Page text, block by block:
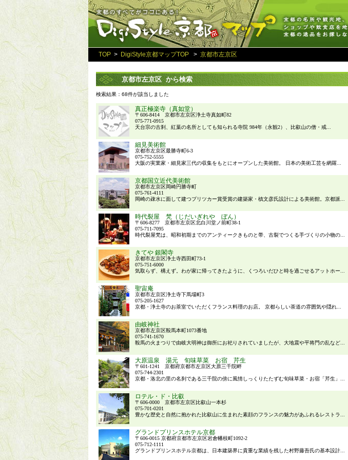
TOP > DigiStyle京都マップTOP > 京都市左京区
京都市左京区 から検索
検索結果：68件が該当しました
真正極楽寺（真如堂）
〒606-8414 京都市左京区浄土寺真如町82
075-771-0915
天台宗の古刹、紅葉の名所としても知られる寺院 984年（永観2）、比叡山の僧・戒...
細見美術館
京都市左京区最勝寺町6-3
075-752-5555
大阪の実業家・細見家三代の収集をもとにオープンした美術館。 日本の美術工芸を網羅...
京都国立近代美術館
京都市左京区岡崎円勝寺町
075-761-4111
岡崎の疎水に面して建つプリツカー賞受賞の建築家・槙文彦氏設計による美術館。京都派...
時代裂屋 梵（じだいぎれや ぼん）
〒606-8277 京都市左京区北白川堂ノ前町38-1
075-711-7095
時代裂屋梵は、昭和初期までのアンティークきものと帯、古裂でつくる手づくりの小物の...
きてや 銀閣寺
京都市左京区浄土寺西田町73-1
075-751-6000
気取らず、構えず。わが家に帰ってきたように、くつろいだひと時を過ごせるアットホー...
聖宙庵
京都市左京区浄土寺下馬場町3
075-205-1627
京都・浄土寺のお茶室でいただくフランス料理のお店。 京都らしい茶道の雰囲気や隠れ...
由岐神社
京都市左京区鞍馬本町1073番地
075-741-1670
鞍馬の火まつりで由岐大明神は御所にお祀りされていましたが、大地震や平将門の乱など...
大原温泉 湯元 旬味草菜 お宿 芹生
〒601-1241 京都府京都市左京区大原三千院畔
075-744-2301
京都・洛北の里の名刹である三千院の傍に風情しっくりたたずむ旬味草菜・お宿「芹生」...
ロテル・ド・比叡
〒606-0000 京都市左京区比叡山一本杉
075-701-0201
豊かな歴史と自然に抱かれた比叡山に生まれた素顔のフランスの魅力があふれるレストラ...
グランドプリンスホテル京都
〒606-0015 京都府京都市左京区岩倉幡枝町1092-2
075-712-1111
グランドプリンスホテル京都は、日本建築界に貴重な業績を残した村野藤吾氏の基本設計...